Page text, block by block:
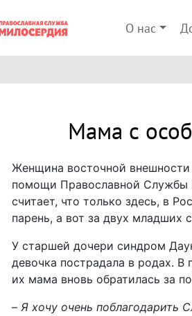
О нас
Мама с
Женщина восточной внешности
помощи Православной Службы
считает, что только здесь, в
парень, а вот за двух младших
У старшей дочери синдром
девочка пострадала в родах.
их мама вновь обратилась за
– Я хочу очень поблагодарить